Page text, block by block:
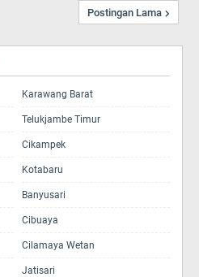
Postingan Lama
Karawang Barat
Telukjambe Timur
Cikampek
Kotabaru
Banyusari
Cibuaya
Cilamaya Wetan
Jatisari